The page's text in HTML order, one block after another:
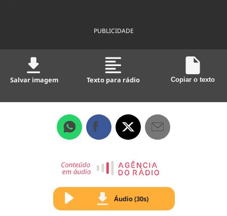
PUBLICIDADE
Salvar imagem Texto para rádio Copiar o texto
Áudio (30s)